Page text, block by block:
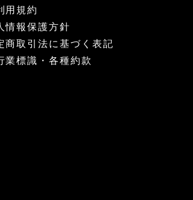
用規約
情報保護方針
商取引法に基づく表記
業標識・各種約款